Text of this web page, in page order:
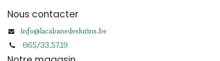
Nous contacter
info@lacabanedeslutins.be
065/33.57.19